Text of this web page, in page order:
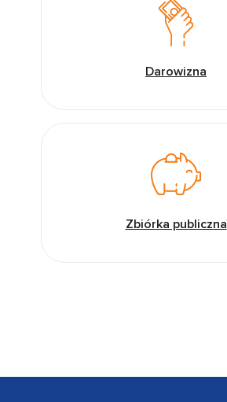
Darowizna
Zbiórka publiczna